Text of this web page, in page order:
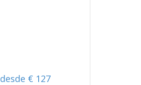
desde € 127